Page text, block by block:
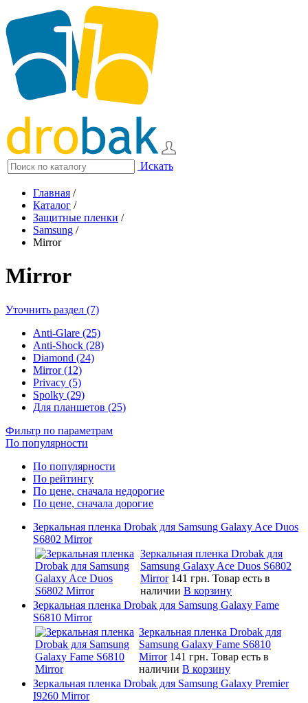
Искать
Главная /
Каталог /
Защитные пленки /
Samsung /
Mirror
Mirror
Уточнить раздел (7)
Anti-Glare (25)
Anti-Shock (28)
Diamond (24)
Mirror (12)
Privacy (5)
Spolky (29)
Для планшетов (25)
Фильтр по параметрам
По популярности
По популярности
По рейтингу
По цене, сначала недорогие
По цене, сначала дорогие
Зеркальная пленка Drobak для Samsung Galaxy Ace Duos
S6802 Mirror
Зеркальная пленка Drobak для
Samsung Galaxy Ace Duos S6802
Mirror 141 грн. Товар есть в
наличии В корзину
Зеркальная пленка Drobak для Samsung Galaxy Fame
S6810 Mirror
Зеркальная пленка Drobak для
Samsung Galaxy Fame S6810
Mirror 141 грн. Товар есть в
наличии В корзину
Зеркальная пленка Drobak для Samsung Galaxy Premier
I9260 Mirror